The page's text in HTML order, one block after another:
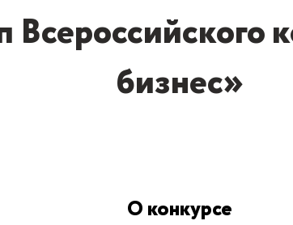
3D-тур по Центру
бизнес»
О конкурсе